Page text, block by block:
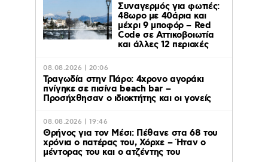
Συναγερμός για φωτιές:
48ωρο με 40άρια και
μέχρι 9 μποφόρ – Red
Code σε Αττικοβοιωτία
και άλλες 12 περιοχές
08.08.2026 | 20:06
Τραγωδία στην Πάρο: 4χρονο αγοράκι
πνίγηκε σε πισίνα beach bar –
Προσήχθησαν ο ιδιοκτήτης και οι γονείς
08.08.2026 | 19:46
Θρήνος για τον Μέσι: Πέθανε στα 68 του
χρόνια ο πατέρας του, Χόρχε – Ήταν ο
μέντορας του και ο ατζέντης του